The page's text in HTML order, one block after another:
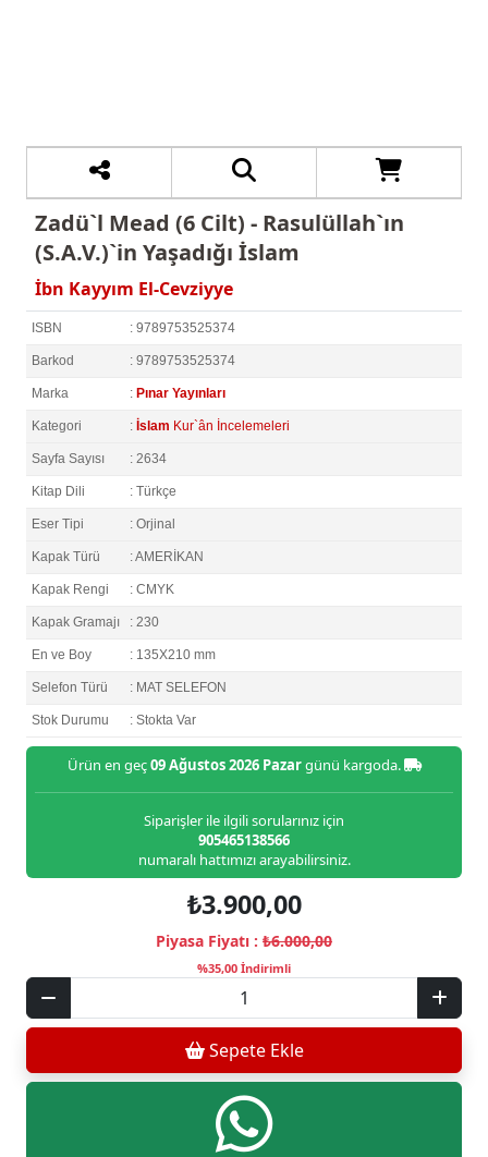
Zadü`l Mead (6 Cilt) - Rasulüllah`ın
(S.A.V.)`in Yaşadığı İslam
İbn Kayyım El-Cevziyye
ISBN : 9789753525374
Barkod : 9789753525374
Marka : Pınar Yayınları
Kategori : İslam Kur`ân İncelemeleri
Sayfa Sayısı : 2634
Kitap Dili : Türkçe
Eser Tipi : Orjinal
Kapak Türü : AMERİKAN
Kapak Rengi : CMYK
Kapak Gramajı : 230
En ve Boy : 135X210 mm
Selefon Türü : MAT SELEFON
Stok Durumu : Stokta Var
Ürün en geç09 Ağustos 2026 Pazargünü kargoda.
Siparişler ile ilgili sorularınız için
905465138566
numaralı hattımızı arayabilirsiniz.
₺3.900,00
Piyasa Fiyatı : ₺6.000,00
%35,00 İndirimli
Sepete Ekle